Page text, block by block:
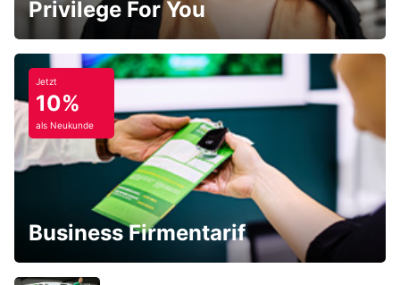
Privilege For You
Jetzt
10%
als Neukunde
Business Firmentarif